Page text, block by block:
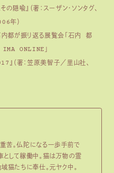
隠喩』（著：スーザン・ソンタグ、
年）
内都が振り返る展覧会「石内 都
ONLINE」
（著：笠原美智子／里山社、
苦。仏陀になる一歩手前で
して稼働中。猫は万物の霊
猫たちに奉仕。元ヤク中。